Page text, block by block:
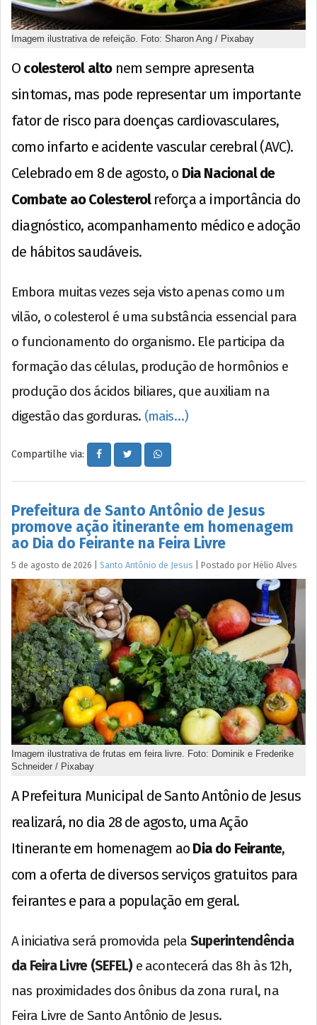
Imagem ilustrativa de refeição. Foto: Sharon Ang / Pixabay
O colesterol altonem sempre apresenta
sintomas, mas pode representar um importante
fator de risco para doenças cardiovasculares,
como infarto e acidente vascular cerebral (AVC).
Celebrado em 8 de agosto, o Dia Nacional de
Combate ao Colesterolreforça a importância do
diagnóstico, acompanhamento médico e adoção
de hábitos saudáveis.
Embora muitas vezes seja visto apenas como um
vilão, o colesterol é uma substância essencial para
o funcionamento do organismo. Ele participa da
formação das células, produção de hormônios e
produção dos ácidos biliares, que auxiliam na
digestão das gorduras. (mais…)
Compartilhe via:
Prefeitura de Santo Antônio de Jesus
promove ação itinerante em homenagem
ao Dia do Feirante na Feira Livre
5 de agosto de 2026 Santo Antônio de Jesus Postado por Hélio Alves
Imagem ilustrativa de frutas em feira livre. Foto: Dominik e Frederike
Schneider / Pixabay
A Prefeitura Municipal de Santo Antônio de Jesus
realizará, no dia 28 de agosto, uma Ação
Itinerante em homenagem ao Dia do Feirante,
com a oferta de diversos serviços gratuitos para
feirantes e para a população em geral.
A iniciativa será promovida pela Superintendência
da Feira Livre (SEFEL) e acontecerá das 8h às 12h,
nas proximidades dos ônibus da zona rural, na
Feira Livre de Santo Antônio de Jesus.